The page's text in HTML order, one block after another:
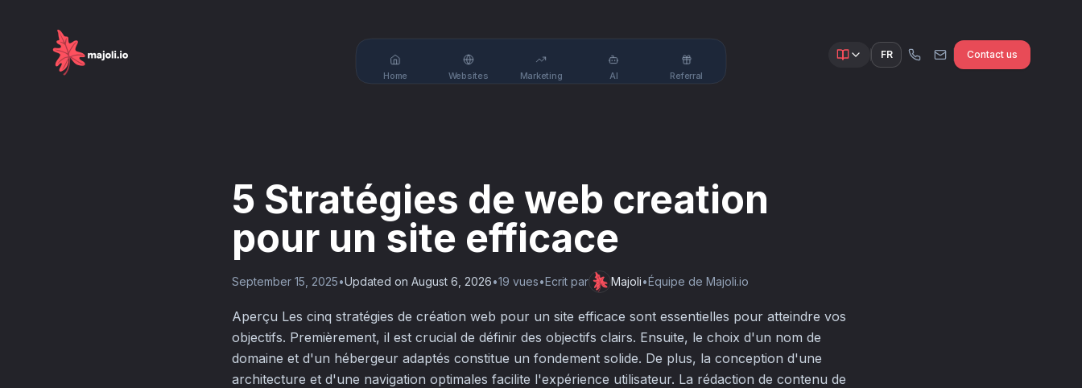
Home Websites Marketing AI Referral
FR Contact us
5 Stratégies de web creation
pour un site efficace
September 15, 2025•Updated on August 6, 2026•19 vues•Ecrit par Majoli•Équipe de Majoli.io
Aperçu Les cinq stratégies de création web pour un site efficace sont essentielles pour atteindre vos
objectifs. Premièrement, il est crucial de définir des objectifs clairs. Ensuite, le choix d'un nom de
domaine et d'un hébergeur adaptés constitue un fondement solide. De plus, la conception d'une
architecture et d'une navigation optimales facilite l'expérience utilisateur. La rédaction de contenu de